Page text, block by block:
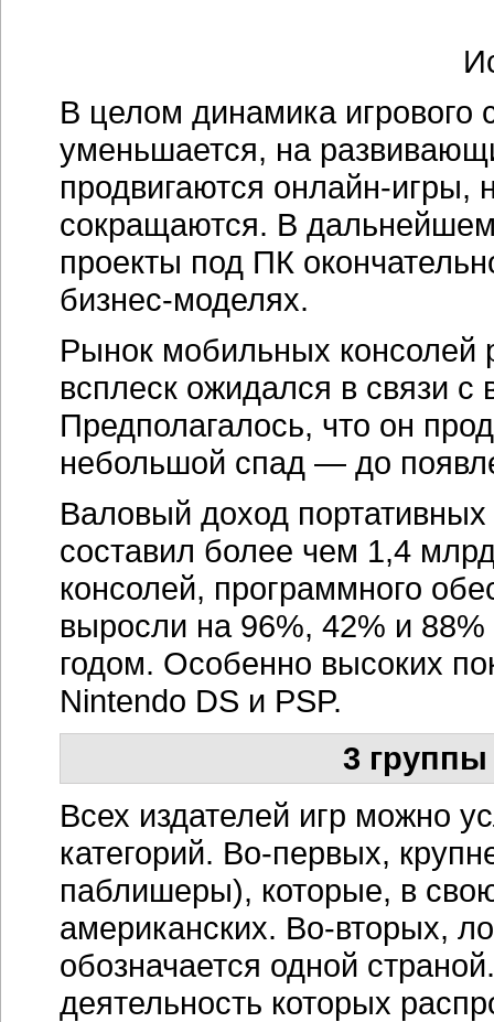
В целом динамика
уменьшается, на
продвигаются онлайн-
сокращаются. В
проекты под ПК
бизнес-моделях.
Рынок мобильных консолей
всплеск ожидался в связи
Предполагалось, что он
небольшой спад — до
Валовый доход портативных
составил более чем 1,4
консолей, программного
выросли на 96%, 42% и 88%
годом. Особенно высоких
Nintendo DS и PSP.
3
Всех издателей игр можно
категорий. Во-первых,
паблишеры), которые, в
американских. Во-вторых,
обозначается одной
деятельность которых